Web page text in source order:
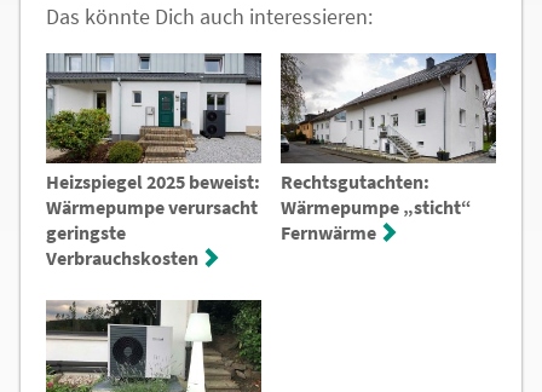
Das könnte Dich auch interessieren:
Heizspiegel 2025 beweist:
Wärmepumpe verursacht
geringste
Verbrauchskosten
Rechtsgutachten:
Wärmepumpe „sticht“
Fernwärme